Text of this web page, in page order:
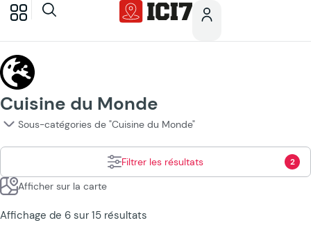
Cuisine du Monde
Sous-catégories de "Cuisine du Monde"
Filtrer les résultats 2
Afficher sur la carte
Affichage de 6 sur 15 résultats